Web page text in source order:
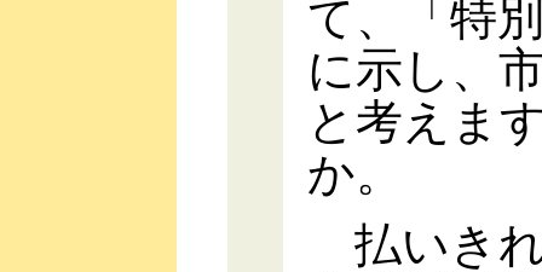
て、「特
に示し、
と考えま
か。
払いき